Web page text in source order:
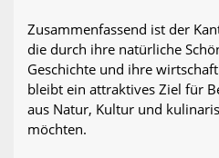
Zusammenfassend ist der
die durch ihre natürliche
Geschichte und ihre
bleibt ein attraktives Ziel für
aus Natur, Kultur und
möchten.